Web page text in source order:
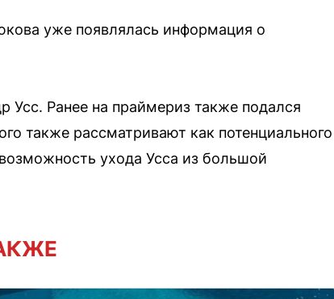
уже появлялась информация о
Усс. Ранее на праймериз также подался
также рассматривают как потенциального
ухода Усса из большой